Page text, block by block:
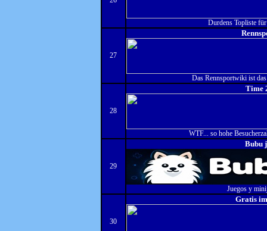
Durdens Topliste
27
Das Rennsportwiki ist
28
Time
WTF... so hohe
29
Bubu
Juegos y
30
Gratis